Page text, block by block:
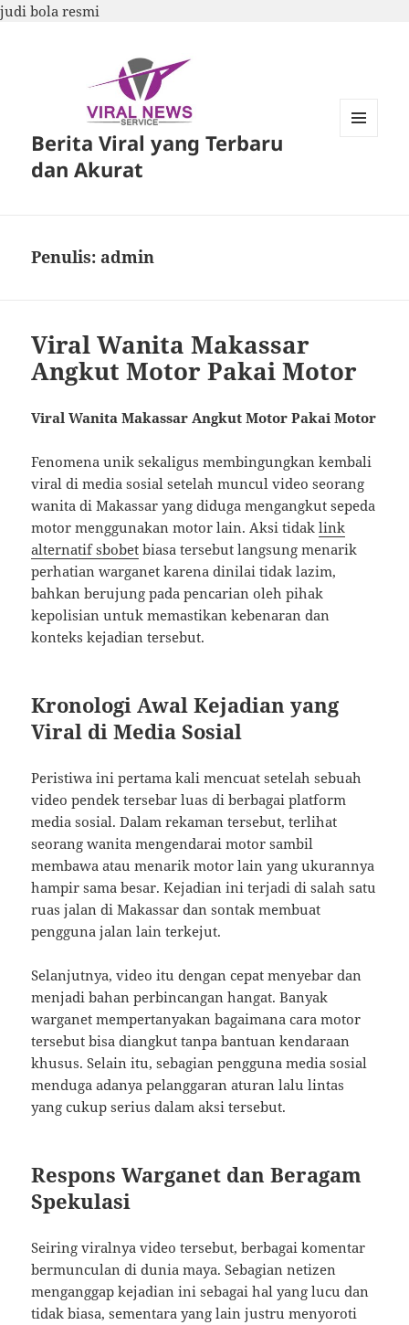
judi bola resmi
Berita Viral yang Terbaru
dan Akurat
Penulis: admin
Viral Wanita Makassar
Angkut Motor Pakai Motor
Viral Wanita Makassar Angkut Motor Pakai Motor
Fenomena unik sekaligus membingungkan kembali
viral di media sosial setelah muncul video seorang
wanita di Makassar yang diduga mengangkut sepeda
motor menggunakan motor lain. Aksi tidaklink
alternatif sbobet biasa tersebut langsung menarik
perhatian warganet karena dinilai tidak lazim,
bahkan berujung pada pencarian oleh pihak
kepolisian untuk memastikan kebenaran dan
konteks kejadian tersebut.
Kronologi Awal Kejadian yang
Viral di Media Sosial
Peristiwa ini pertama kali mencuat setelah sebuah
video pendek tersebar luas di berbagai platform
media sosial. Dalam rekaman tersebut, terlihat
seorang wanita mengendarai motor sambil
membawa atau menarik motor lain yang ukurannya
hampir sama besar. Kejadian ini terjadi di salah satu
ruas jalan di Makassar dan sontak membuat
pengguna jalan lain terkejut.
Selanjutnya, video itu dengan cepat menyebar dan
menjadi bahan perbincangan hangat. Banyak
warganet mempertanyakan bagaimana cara motor
tersebut bisa diangkut tanpa bantuan kendaraan
khusus. Selain itu, sebagian pengguna media sosial
menduga adanya pelanggaran aturan lalu lintas
yang cukup serius dalam aksi tersebut.
Respons Warganet dan Beragam
Spekulasi
Seiring viralnya video tersebut, berbagai komentar
bermunculan di dunia maya. Sebagian netizen
menganggap kejadian ini sebagai hal yang lucu dan
tidak biasa, sementara yang lain justru menyoroti